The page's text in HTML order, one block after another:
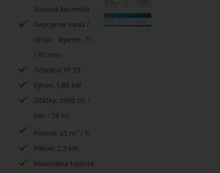
živicová keramika
Napojenie sania /
výtlak - lepenie: 75
/ 90 mm
Ochrana: IP 55
Výkon: 1,85 kW
Otáčky: 2900 ot. /
min / 50 Hz
Prietok: 65 m3 / h
Príkon: 2,5 kW
Maximálna teplota